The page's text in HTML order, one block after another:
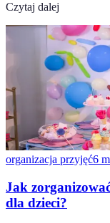
Czytaj dalej
organizacja przyjęć6
Jak
dla dzieci?